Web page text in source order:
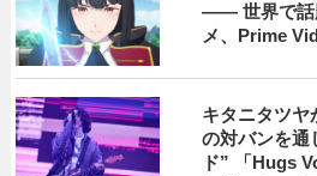
―― 世界で話
メ、Prime
キタニタツヤ
の対バンを通
ド” 「Hugs